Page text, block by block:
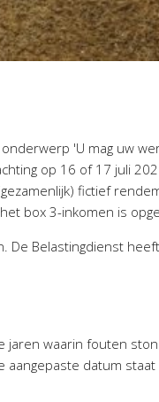
'U mag uw
op 16 of 17 juli
fictief
box 3-inkomen is
De Belastingdienst
jaren waarin fouten
aangepaste datum staat